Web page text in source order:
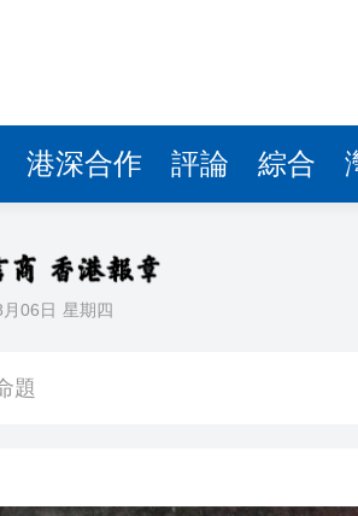
港深合作 評論 綜合
06日 星期四
察團來瓊考察
消費約18億元
營收2.58萬億 利潤總額近936億
處理黎智英求情 罪證如山豈能妄
火災獨立委員會工作 李家超暫停3
數據見證文儒沉香從傳統邁向現代